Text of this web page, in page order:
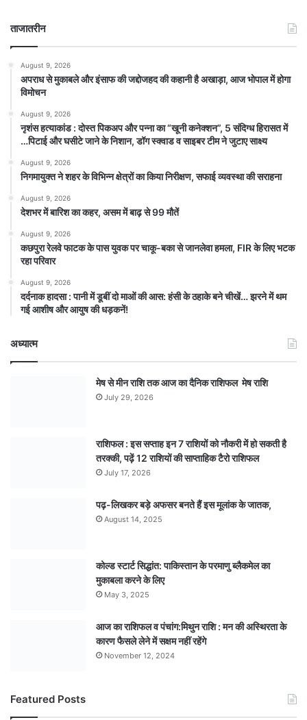
ताजातरीन
August 9, 2026
अपराध से मुकाबले और इंसाफ की जद्दोजहद की कहानी है अखाड़ा, आज भोपाल में होगा
विमोचन
August 9, 2026
नृशंस हत्याकांड : दोस्त पिकअप और पन्ना का “खूनी कनेक्शन”, 5 संदिग्ध हिरासत में
…पिटाई और घसीटे जाने के निशान, डॉग स्क्वाड व साइबर टीम ने जुटाए साक्ष्य
August 9, 2026
निगमायुक्त ने शहर के विभिन्न क्षेत्रों का किया निरीक्षण, सफाई व्यवस्था की सराहना
August 9, 2026
देशभर में बारिश का कहर, असम में बाढ़ से 99 मौतें
August 9, 2026
कछपुरा रेलवे फाटक के पास युवक पर चाकू-बका से जानलेवा हमला, FIR के लिए भटक
रहा परिवार
August 9, 2026
दर्दनाक हादसा : पानी में डूबीं दो माओं की आस: हंसी के ठहाके बने चीखें… झरने में थम
गई आशीष और आयुष की धड़कनें!
अध्यात्म
मेष से मीन राशि तक आज का दैनिक राशिफल मेष राशि
July 29, 2026
राशिफल : इस सप्ताह इन 7 राशियों को नौकरी में हो सकती है
तरक्की, पढ़ें 12 राशियों की साप्ताहिक टैरो राशिफल
July 17, 2026
पढ़-लिखकर बड़े अफसर बनते हैं इस मूलांक के जातक,
August 14, 2025
कोल्ड स्टार्ट सिद्धांत: पाकिस्तान के परमाणु ब्लैकमेल का
मुकाबला करने के लिए
May 3, 2025
आज का राशिफल व पंचांग:मिथुन राशि : मन की अस्थिरता के
कारण फैसले लेने में सक्षम नहीं रहेंगे
November 12, 2024
Featured Posts